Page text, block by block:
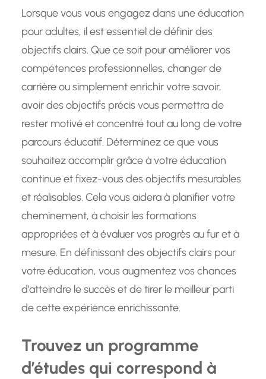
Lorsque vous vous engagez dans une éducation
pour adultes, il est essentiel de définir des
objectifs clairs. Que ce soit pour améliorer vos
compétences professionnelles, changer de
carrière ou simplement enrichir votre savoir,
avoir des objectifs précis vous permettra de
rester motivé et concentré tout au long de votre
parcours éducatif. Déterminez ce que vous
souhaitez accomplir grâce à votre éducation
continue et fixez-vous des objectifs mesurables
et réalisables. Cela vous aidera à planifier votre
cheminement, à choisir les formations
appropriées et à évaluer vos progrès au fur et à
mesure. En définissant des objectifs clairs pour
votre éducation, vous augmentez vos chances
d’atteindre le succès et de tirer le meilleur parti
de cette expérience enrichissante.
Trouvez un programme
d’études qui correspond à